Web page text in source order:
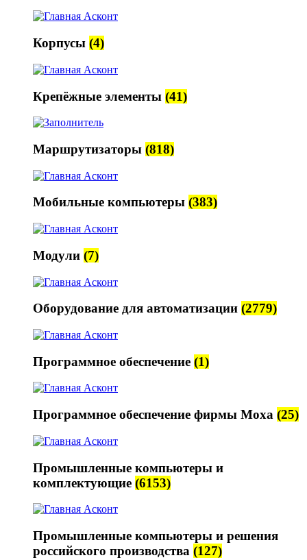
Корпусы (4)
Крепёжные элементы (41)
Маршрутизаторы (818)
Мобильные компьютеры (383)
Модули (7)
Оборудование для автоматизации (2779)
Программное обеспечение (1)
Программное обеспечение фирмы Moxa (25)
Промышленные компьютеры и
комплектующие (6153)
Промышленные компьютеры и решения
российского производства (127)